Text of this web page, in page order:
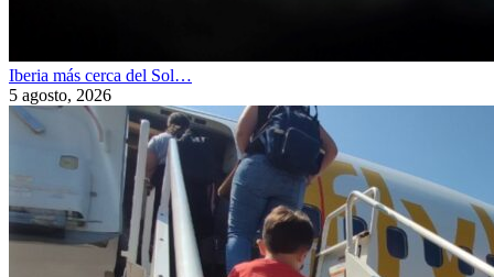
Iberia más cerca del Sol…
5 agosto, 2026